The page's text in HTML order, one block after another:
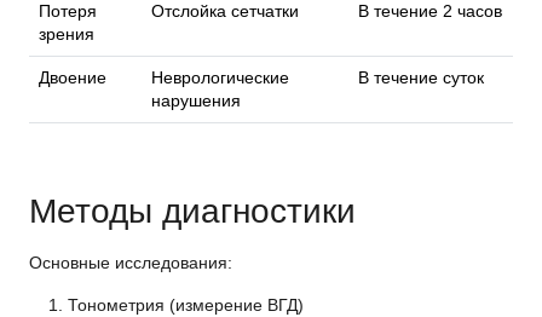
Потеря
зрения
Отслойка сетчатки В течение 2 часов
Двоение
Неврологические
нарушения
В течение суток
Методы диагностики
Основные исследования:
Тонометрия (измерение ВГД)